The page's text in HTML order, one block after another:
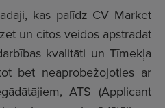
kas palīdz CV Market
un citos veidos apstrādāt
kvalitāti un Tīmekļa
bet neaprobežojoties ar
ATS (Applicant